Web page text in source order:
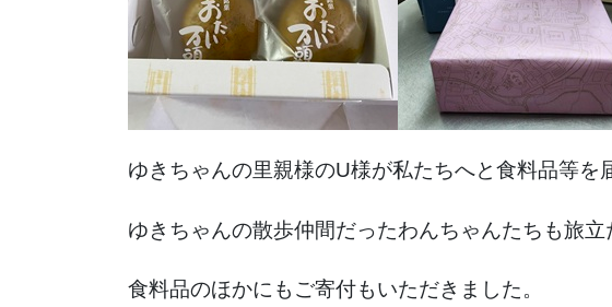
ゆきちゃんの里親様のU様が私たちへと食料品等を
ゆきちゃんの散歩仲間だったわんちゃんたちも旅立
食料品のほかにもご寄付もいただきました。